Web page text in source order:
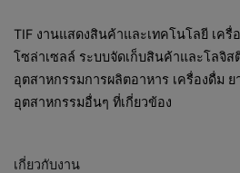
TIF งานแสดงสินค้าและเทคโนโลยี เค
โซล่าเซลล์ ระบบจัดเก็บสินค้าและโลจิส
อุตสาหกรรมการผลิตอาหาร เครื่องดื่ม ย
อุตสาหกรรมอื่นๆ ที่เกี่ยวข้อง
เกี่ยวกับงาน